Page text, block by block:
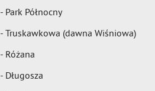
- Park Północny
- Truskawkowa (dawna Wiśniowa)
- Różana
- Długosza